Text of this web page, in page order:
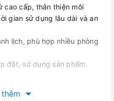
cao cấp, thân thiện môi
gian sử dụng lâu dài và an
lịch, phù hợp nhiều phòng
đặt, sử dụng sản phẩm.